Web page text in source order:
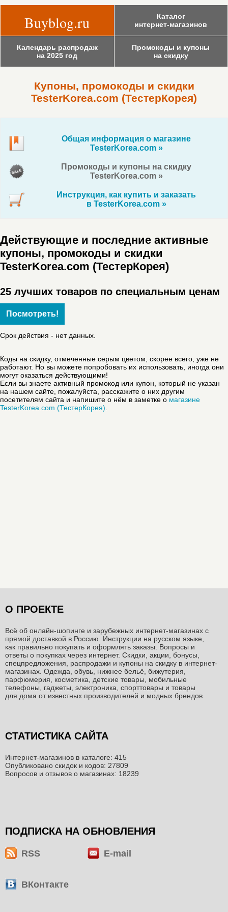
Buyblog.ru
Каталог
интернет-магазинов
Календарь распродаж
на 2025 год
Промокоды и купоны
на скидку
Купоны, промокоды и скидки
TesterKorea.com (ТестерКорея)
Общая информация о магазине
TesterKorea.com »
Промокоды и купоны на скидку
TesterKorea.com »
Инструкция, как купить и заказать
в TesterKorea.com »
Действующие и последние активные
купоны, промокоды и скидки
TesterKorea.com (ТестерКорея)
25 лучших товаров по специальным ценам
Посмотреть!
Срок действия - нет данных.
Коды на скидку, отмеченные серым цветом, скорее всего, уже не
работают. Но вы можете попробовать их использовать, иногда они
могут оказаться действующими!
Если вы знаете активный промокод или купон, который не указан
на нашем сайте, пожалуйста, расскажите о них другим
посетителям сайта и напишите о нём в заметке о магазине
TesterKorea.com (ТестерКорея)
О ПРОЕКТЕ
Всё об онлайн-шопинге и зарубежных интернет-магазинах c
прямой доставкой в Россию. Инструкции на русском языке,
как правильно покупать и оформлять заказы. Вопросы и
ответы о покупках через интернет. Скидки, акции, бонусы,
спецпредложения, распродажи и купоны на скидку в интернет-
магазинах. Одежда, обувь, нижнее бельё, бижутерия,
парфюмерия, косметика, детские товары, мобильные
телефоны, гаджеты, электроника, спорттовары и товары
для дома от известных производителей и модных брендов.
СТАТИСТИКА САЙТА
Интернет-магазинов в каталоге: 415
Опубликовано скидок и кодов: 27809
Вопросов и отзывов о магазинах: 18239
ПОДПИСКА НА ОБНОВЛЕНИЯ
RSS E-mail
ВКонтакте